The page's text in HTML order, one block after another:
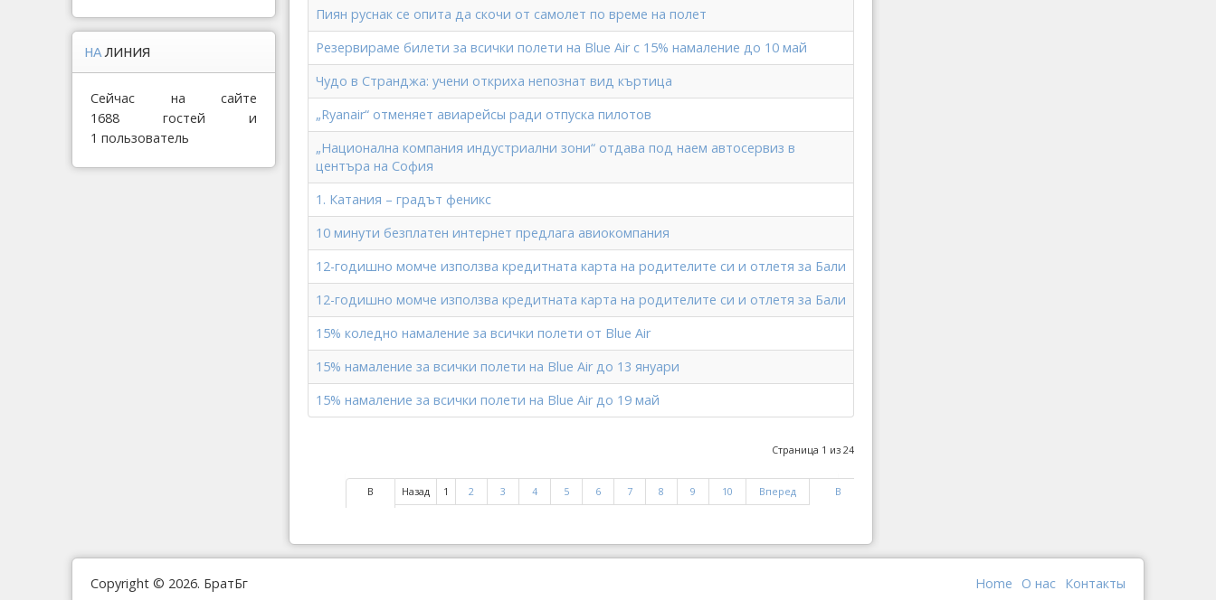
Пиян руснак се опита да скочи от самолет по време на полет
Резервираме билети за всички полети на Blue Air с 15% намаление до 10 май
Чудо в Странджа: учени откриха непознат вид къртица
„Ryanair“ отменяет авиарейсы ради отпуска пилотов
„Национална компания индустриални зони“ отдава под наем автосервиз в
центъра на София
1. Катания – градът феникс
10 минути безплатен интернет предлага авиокомпания
12-годишно момче използва кредитната карта на родителите си и отлетя за Бали
12-годишно момче използва кредитната карта на родителите си и отлетя за Бали
15% коледно намаление за всички полети от Blue Air
15% намаление за всички полети на Blue Air до 13 януари
15% намаление за всички полети на Blue Air до 19 май
Страница 1 из 24
В
Назад 1 2 3 4 5 6 7 8 9 10 Вперед
В
НА ЛИНИЯ
Сейчас на сайте
1688 гостей и
1 пользователь
Copyright © 2026. БратБг Контакты
О наc
Home